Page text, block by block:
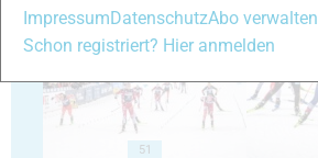
51
Impressum DatenschutzAbo verwalten
Schon registriert? Hier anmelden